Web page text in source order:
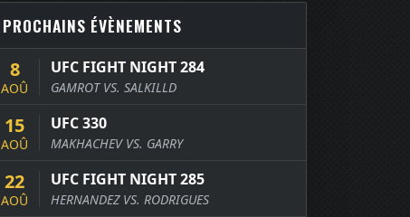
PROCHAINS ÉVÈNEMENTS
8
AOÛ
UFC FIGHT NIGHT 284
GAMROT VS. SALKILLD
15
AOÛ
UFC 330
MAKHACHEV VS. GARRY
22
AOÛ
UFC FIGHT NIGHT 285
HERNANDEZ VS. RODRIGUES